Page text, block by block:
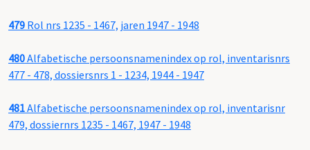
479 Rol nrs 1235 - 1467, jaren 1947 - 1948
480Alfabetische persoonsnamenindex op rol, inventarisnrs
477 - 478, dossiersnrs 1 - 1234, 1944 - 1947
481Alfabetische persoonsnamenindex op rol, inventarisnr
479, dossiernrs 1235 - 1467, 1947 - 1948